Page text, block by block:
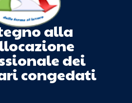
alla
dei
congedati